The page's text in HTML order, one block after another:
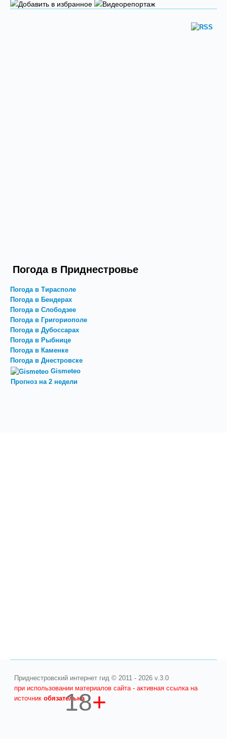
Погода в Приднестровье
Погода в Тирасполе
Погода в Бендерах
Погода в Слободзее
Погода в Григориополе
Погода в Дубоссарах
Погода в Рыбнице
Погода в Каменке
Погода в Днестровске
Gismeteo
Прогноз на 2 недели
Приднестровский интернет гид © 2011 - 2026 v.3.0
при использовании материалов сайта - активная ссылка на
источникобязательна
18+